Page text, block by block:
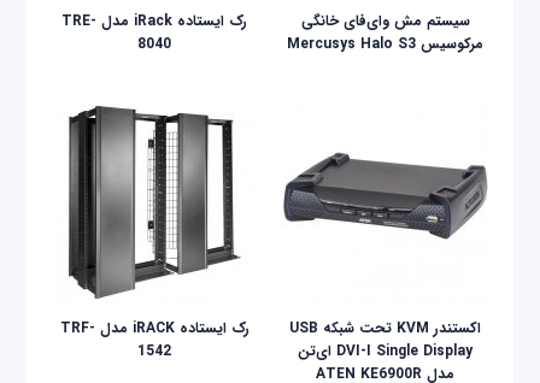
سیستم مش وای‌فای خانگی
مرکوسیس Mercusys Halo S3
رک ایستاده iRack مدل TRE-
8040
اکستندر KVM تحت شبکه USB
DVI-I Single Display ای‌تن
مدل ATEN KE6900R
رک ایستاده iRACK مدل TRF-
1542